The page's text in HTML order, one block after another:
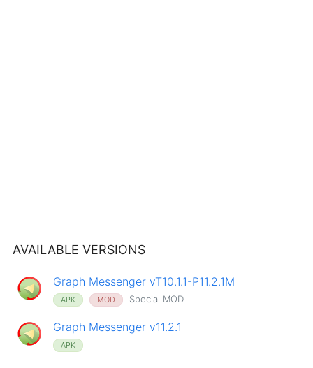
AVAILABLE VERSIONS
Graph Messenger vT10.1.1-P11.2.1M
APK MOD Special MOD
Graph Messenger v11.2.1
APK